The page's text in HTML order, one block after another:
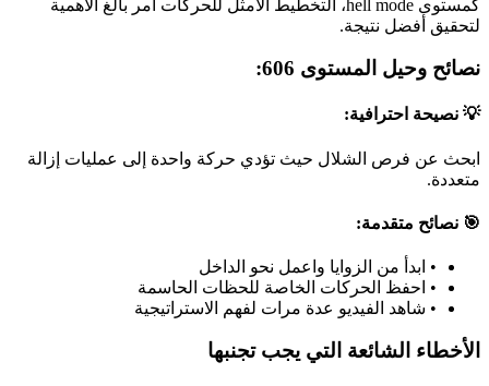
كمستوى hell mode، التخطيط الأمثل للحركات أمر بالغ الأهمية
لتحقيق أفضل نتيجة.
نصائح وحيل المستوى 606:
💡 نصيحة احترافية:
ابحث عن فرص الشلال حيث تؤدي حركة واحدة إلى عمليات إزالة
متعددة.
🎯 نصائح متقدمة:
• ابدأ من الزوايا واعمل نحو الداخل
• احفظ الحركات الخاصة للحظات الحاسمة
• شاهد الفيديو عدة مرات لفهم الاستراتيجية
الأخطاء الشائعة التي يجب تجنبها